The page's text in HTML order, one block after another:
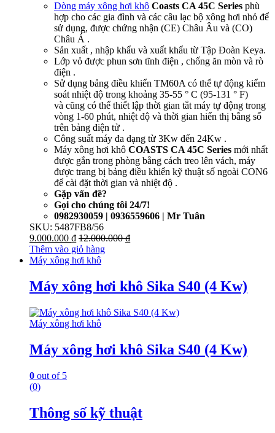
Dòng máy xông hơi khô Coasts CA 45C Series phù
hợp cho các gia đình và các câu lạc bộ xông hơi nhỏ để
sử dụng, được chứng nhận (CE) Châu Âu và (CO)
Châu Á .
Sản xuất , nhập khẩu và xuất khẩu từ Tập Đoàn Keya.
Lớp vỏ được phun sơn tĩnh điện , chống ăn mòn và rò
điện .
Sử dụng bảng điều khiển TM60A có thể tự động kiểm
soát nhiệt độ trong khoảng 35-55 ° C (95-131 ° F)
và cũng có thể thiết lập thời gian tắt máy tự động trong
vòng 1-60 phút, nhiệt độ và thời gian hiển thị bằng số
trên bảng điện tử .
Công suất máy đa dạng từ 3Kw đến 24Kw .
Máy xông hơi khô COASTS CA 45C Series mới nhất
được gắn trong phòng bằng cách treo lên vách, máy
được trang bị bảng điều khiển kỹ thuật số ngoài CON6
để cài đặt thời gian và nhiệt độ .
Gặp vấn đề?
Gọi cho chúng tôi 24/7!
0982930059 | 0936559606 | Mr Tuân
SKU: 5487FB8/56
9.000.000 ₫ 12.000.000₫
Thêm vào giỏ hàng
Máy xông hơi khô
Máy xông hơi khô Sika S40 (4 Kw)
Máy xông hơi khô
Máy xông hơi khô Sika S40 (4 Kw)
0 out of 5
(0)
Thông số kỹ thuật